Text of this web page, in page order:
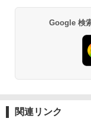
Google 検
関連リンク